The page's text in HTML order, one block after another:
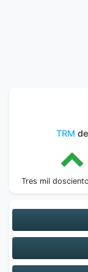
TRM
Tres mil